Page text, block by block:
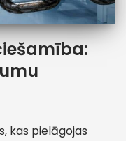
kas pielāgojas